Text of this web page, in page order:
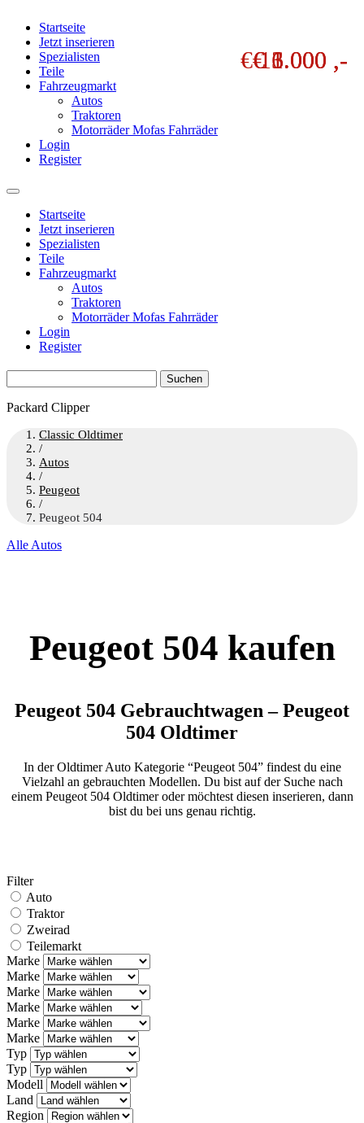
Startseite
Jetzt inserieren
Spezialisten
Teile
Fahrzeugmarkt
Autos
Traktoren
Motorräder Mofas Fahrräder
Login
Register
Startseite
Jetzt inserieren
Spezialisten
Teile
Fahrzeugmarkt
Autos
Traktoren
Motorräder Mofas Fahrräder
Login
Register
nach:
Packard Clipper
Classic Oldtimer
/
Autos
/
Peugeot
/
Peugeot 504
Alle Autos
Peugeot 504 kaufen
Peugeot 504 Gebrauchtwagen – Peugeot
504 Oldtimer
In der Oldtimer Auto Kategorie “Peugeot 504” findest du eine
Vielzahl an gebrauchten Modellen. Du bist auf der Suche nach
einem Peugeot 504 Oldtimer oder möchtest diesen inserieren, dann
bist du bei uns genau richtig.
Filter
Auto
Traktor
Zweirad
Teilemarkt
Marke
Marke
Marke
Marke
Marke
Marke
Typ
Typ
Modell
Land
Region
€ 11.000 ,-
€ 3.000 ,-
€ 6.000 ,-